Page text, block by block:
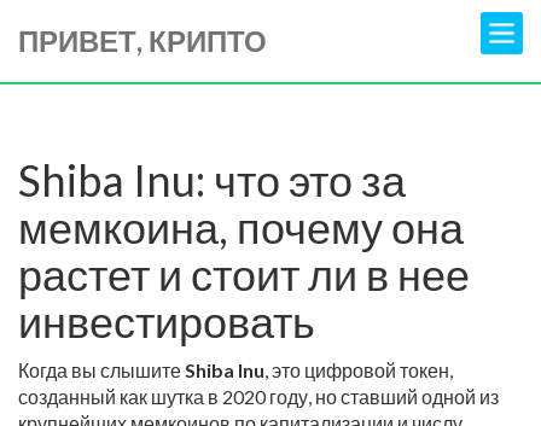
ПРИВЕТ, КРИПТО
Shiba Inu: что это за
мемкоина, почему она
растет и стоит ли в нее
инвестировать
Когда вы слышитеShiba Inu,это цифровой токен,
созданный как шутка в 2020 году, но ставший одной из